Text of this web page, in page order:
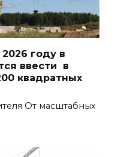
году в
ввести в
квадратных
От масштабных